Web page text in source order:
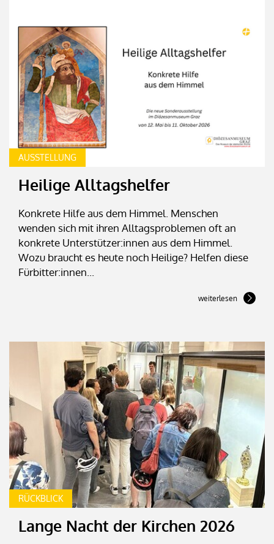
AUSSTELLUNG
Heilige Alltagshelfer
Konkrete Hilfe aus dem Himmel. Menschen
wenden sich mit ihren Alltagsproblemen oft an
konkrete Unterstützer:innen aus dem Himmel.
Wozu braucht es heute noch Heilige? Helfen diese
Fürbitter:innen...
weiterlesen
RÜCKBLICK
Lange Nacht der Kirchen 2026